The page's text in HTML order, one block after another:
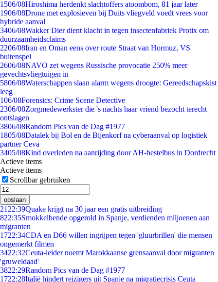
1506/08Hiroshima herdenkt slachtoffers atoombom, 81 jaar later
1906/08Drone met explosieven bij Duits vliegveld voedt vrees voor
hybride aanval
3406/08Wakker Dier dient klacht in tegen insectenfabriek Protix om
duurzaamheidsclaims
2206/08Iran en Oman eens over route Straat van Hormuz, VS
buitenspel
2606/08NAVO zet wegens Russische provocatie 250% meer
gevechtsvliegtuigen in
5806/08Waterschappen slaan alarm wegens droogte: Gereedschapskist
leeg
106/08Forensics: Crime Scene Detective
2306/08Zorgmedewerkster die 's nachts haar vriend bezocht terecht
ontslagen
3806/08Random Pics van de Dag #1977
1805/08Datalek bij Bol en de Bijenkorf na cyberaanval op logistiek
partner Ceva
3405/08Kind overleden na aanrijding door AH-bestelbus in Dordrecht
Actieve items
Actieve items
Scrollbar gebruiken
opslaan
21 22:39Quake krijgt na 30 jaar een gratis uitbreiding
822:35Smokkelbende opgerold in Spanje, verdienden miljoenen aan
migranten
1722:34CDA en D66 willen ingrijpen tegen 'gluurbrillen' die mensen
ongemerkt filmen
3422:32Ceuta-leider noemt Marokkaanse grensaanval door migranten
'gruweldaad'
3822:29Random Pics van de Dag #1977
1722:28Italië hindert reizigers uit Spanje na migratiecrisis Ceuta